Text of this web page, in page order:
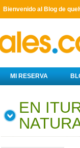
Bienvenido al Blog de
MI RESERVA
EN